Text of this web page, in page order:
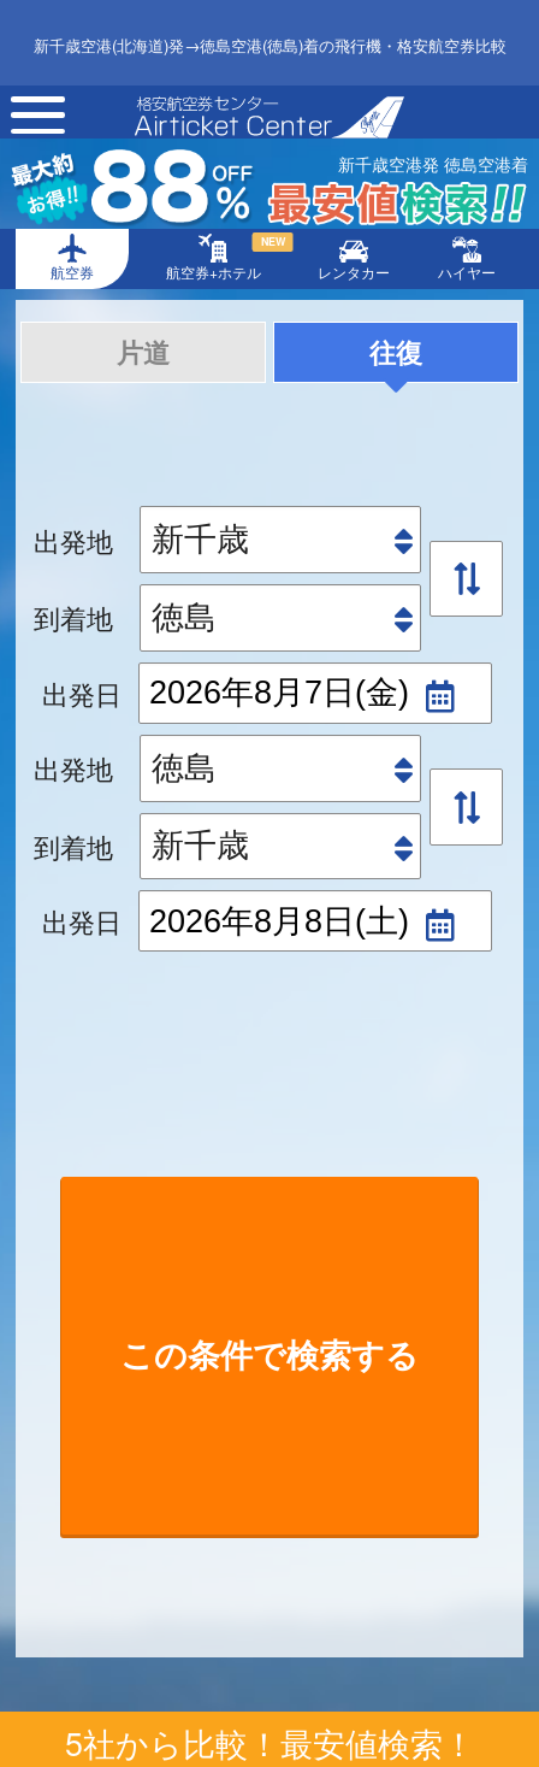
新千歳空港(北海道)発→徳島空港(徳島)着の飛行機・格安航空券比較
toggle
navigation
新千歳空港発 徳島空港着
航空券 航空券+ホテル
NEW
レンタカー ハイヤー
片道 往復
出発地
到着地
出発日
出発地
到着地
出発日
5社から比較！最安値検索！